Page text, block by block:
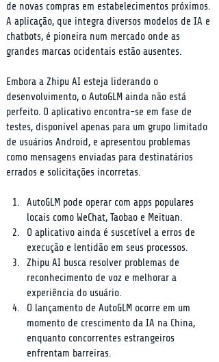
de novas compras em estabelecimentos próximos.
A aplicação, que integra diversos modelos de IA e
chatbots, é pioneira num mercado onde as
grandes marcas ocidentais estão ausentes.
Embora a Zhipu AI esteja liderando o
desenvolvimento, o AutoGLM ainda não está
perfeito. O aplicativo encontra-se em fase de
testes, disponível apenas para um grupo limitado
de usuários Android, e apresentou problemas
como mensagens enviadas para destinatários
errados e solicitações incorretas.
AutoGLM pode operar com apps populares
locais como WeChat, Taobao e Meituan.
O aplicativo ainda é suscetível a erros de
execução e lentidão em seus processos.
Zhipu AI busca resolver problemas de
reconhecimento de voz e melhorar a
experiência do usuário.
O lançamento de AutoGLM ocorre em um
momento de crescimento da IA na China,
enquanto concorrentes estrangeiros
enfrentam barreiras.